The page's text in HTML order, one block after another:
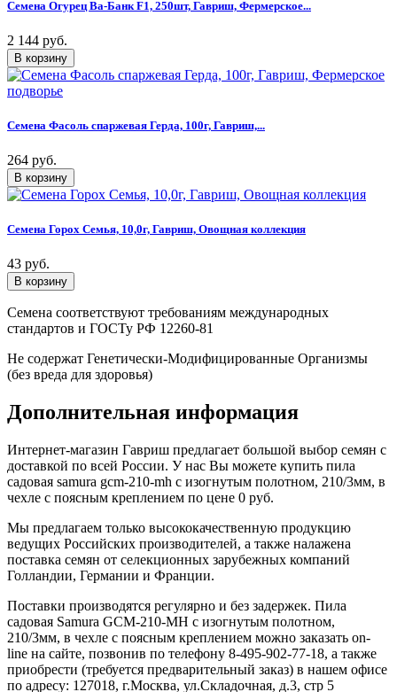
Семена Огурец Ва-Банк F1, 250шт, Гавриш, Фермерское...
2 144 руб.
Семена Фасоль спаржевая Герда, 100г, Гавриш,...
264 руб.
Семена Горох Семья, 10,0г, Гавриш, Овощная коллекция
43 руб.
Семена соответствуют требованиям международных
стандартов и ГОСТу РФ 12260-81
Не содержат Генетически-Модифицированные Организмы
(без вреда для здоровья)
Дополнительная информация
Интернет-магазин Гавриш предлагает большой выбор семян с
доставкой по всей России. У нас Вы можете купить пила
садовая samura gcm-210-mh с изогнутым полотном, 210/3мм, в
чехле с поясным креплением по цене 0 руб.
Мы предлагаем только высококачественную продукцию
ведущих Российских производителей, а также налажена
поставка семян от селекционных зарубежных компаний
Голландии, Германии и Франции.
Поставки производятся регулярно и без задержек. Пила
садовая Samura GCM-210-MH с изогнутым полотном,
210/3мм, в чехле с поясным креплением можно заказать on-
line на сайте, позвонив по телефону 8-495-902-77-18, а также
приобрести (требуется предварительный заказ) в нашем офисе
по адресу: 127018, г.Москва, ул.Складочная, д.3, стр 5